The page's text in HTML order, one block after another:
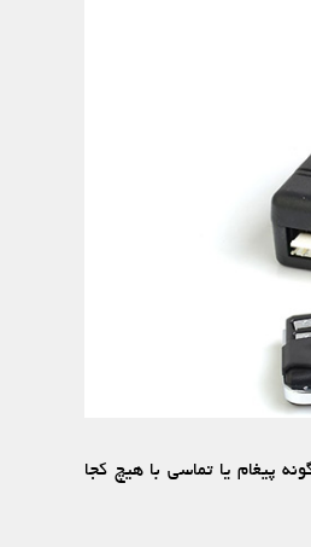
پیغام یا تماسی با هیچ کجا